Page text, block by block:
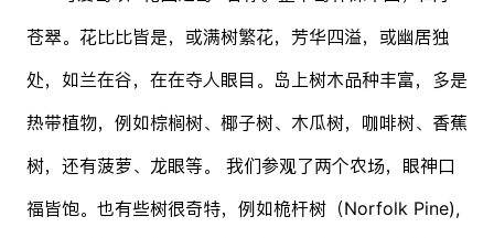
苍翠。花比比皆是，或满树繁花，芳华四溢，或幽居独
处，如兰在谷，在在夺人眼目。岛上树木品种丰富，多是
热带植物，例如棕榈树、椰子树、木瓜树，咖啡树、香蕉
树，还有菠萝、龙眼等。 我们参观了两个农场，眼神口
福皆饱。也有些树很奇特，例如桅杆树（Norfolk Pine),